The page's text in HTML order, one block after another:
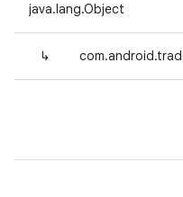
java.lang.Object
↳